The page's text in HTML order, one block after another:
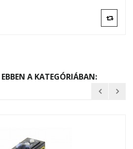
A KATEGÓRIÁBAN: